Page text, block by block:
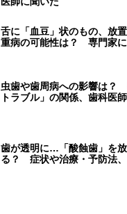
舌に「血豆」状のもの、放
重病の可能性は？ 専門家に
虫歯や歯周病への影響は？
トラブル」の関係、歯科医
歯が透明に…「酸蝕歯」を
る？ 症状や治療・予防法、